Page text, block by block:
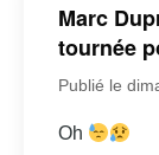
Marc
tournée
Publié le
Oh